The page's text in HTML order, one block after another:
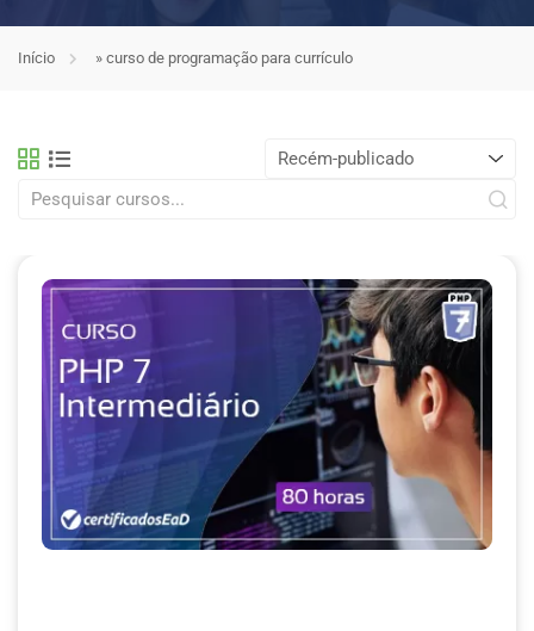
Início » curso de programação para currículo